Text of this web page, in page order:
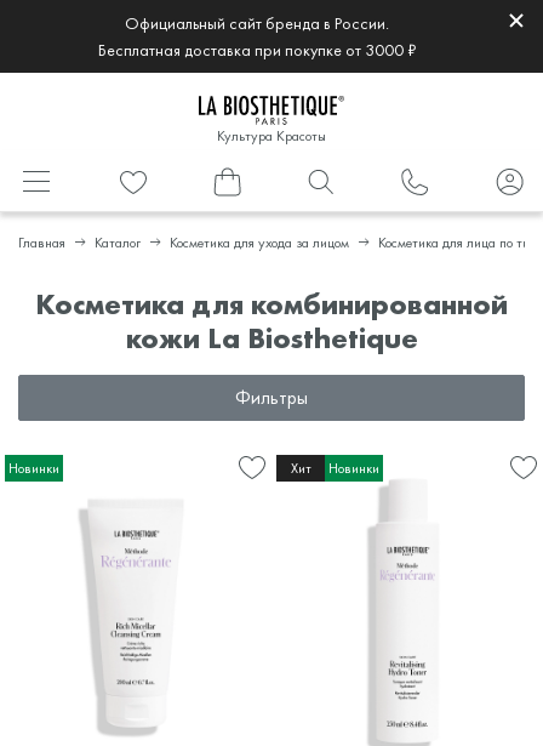
Официальный сайт бренда в России.
Бесплатная доставка при покупке от 3000 ₽
Культура Красоты
Главная Каталог Косметика для ухода за лицом Косметика для лица по
Косметика для комбинированной
кожи La Biosthetique
Фильтры
Новинки Хит Новинки